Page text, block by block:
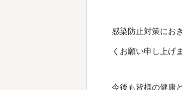
感染防止対策にお
くお願い申し上げま
今後も皆様の健康